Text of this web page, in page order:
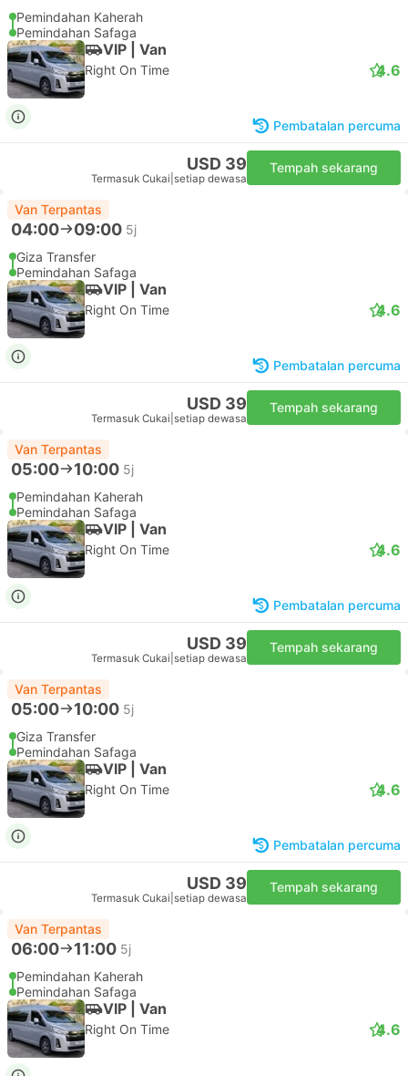
Pemindahan Kaherah
Pemindahan Safaga
VIP | Van
Right On Time 4.6
Pembatalan percuma
USD 39
Termasuk Cukai setiap dewasa
Tempah sekarang
Van Terpantas
04:00 09:00 5j
Giza Transfer
Pemindahan Safaga
VIP | Van
Right On Time 4.6
Pembatalan percuma
USD 39
Termasuk Cukai setiap dewasa
Tempah sekarang
Van Terpantas
05:00 10:00 5j
Pemindahan Kaherah
Pemindahan Safaga
VIP | Van
Right On Time 4.6
Pembatalan percuma
USD 39
Termasuk Cukai setiap dewasa
Tempah sekarang
Van Terpantas
05:00 10:00 5j
Giza Transfer
Pemindahan Safaga
VIP | Van
Right On Time 4.6
Pembatalan percuma
USD 39
Termasuk Cukai setiap dewasa
Tempah sekarang
Van Terpantas
06:00 11:00 5j
Pemindahan Kaherah
Pemindahan Safaga
VIP | Van
Right On Time 4.6